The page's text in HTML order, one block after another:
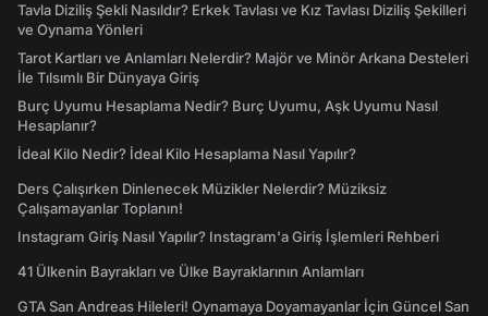
Tavla Diziliş Şekli Nasıldır? Erkek Tavlası ve Kız Tavlası Diziliş Şekilleri
ve Oynama Yönleri
Tarot Kartları ve Anlamları Nelerdir? Majör ve Minör Arkana Desteleri
İle Tılsımlı Bir Dünyaya Giriş
Burç Uyumu Hesaplama Nedir? Burç Uyumu, Aşk Uyumu Nasıl
Hesaplanır?
İdeal Kilo Nedir? İdeal Kilo Hesaplama Nasıl Yapılır?
Ders Çalışırken Dinlenecek Müzikler Nelerdir? Müziksiz
Çalışamayanlar Toplanın!
Instagram Giriş Nasıl Yapılır? Instagram'a Giriş İşlemleri Rehberi
41 Ülkenin Bayrakları ve Ülke Bayraklarının Anlamları
GTA San Andreas Hileleri! Oynamaya Doyamayanlar İçin Güncel San